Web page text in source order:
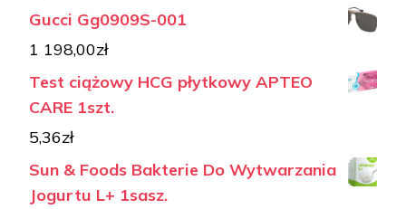
Gucci Gg0909S-001
1 198,00zł
Test ciążowy HCG płytkowy APTEO
CARE 1szt.
5,36zł
Sun & Foods Bakterie Do Wytwarzania
Jogurtu L+ 1sasz.